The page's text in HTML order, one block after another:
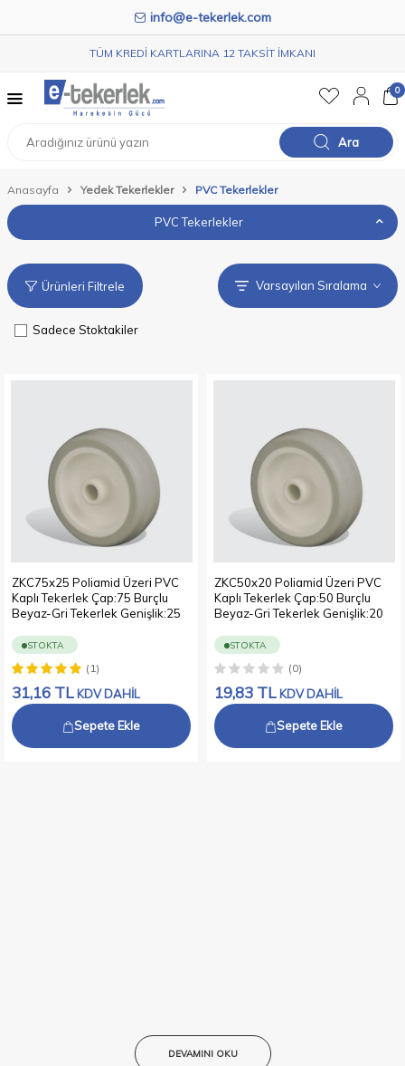
info@e-tekerlek.com
TÜM KREDİ KARTLARINA 12 TAKSİT İMKANI
Ara
0
Anasayfa Yedek Tekerlekler PVC Tekerlekler
PVC Tekerlekler
Ürünleri Filtrele
Sadece Stoktakiler
ZKC75x25 Poliamid Üzeri PVC
Kaplı Tekerlek Çap:75 Burçlu
Beyaz-Gri Tekerlek Genişlik:25
STOKTA
(1)
31,16 TL KDV DAHİL
Sepete Ekle
ZKC50x20 Poliamid Üzeri PVC
Kaplı Tekerlek Çap:50 Burçlu
Beyaz-Gri Tekerlek Genişlik:20
STOKTA
(0)
19,83 TL KDV DAHİL
Sepete Ekle
DEVAMINI OKU